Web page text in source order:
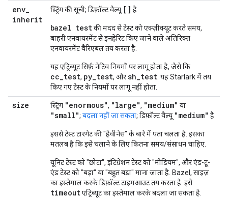
env_
inherit
स्ट्रिंग की सूची; डिफ़ॉल्ट वैल्यू [] है
bazel testकी मदद से टेस्ट को एक्ज़ीक्यूट करते समय,
बाहरी एनवायरमेंट से इनहेरिट किए जाने वाले अतिरिक्त
एनवायरमेंट वैरिएबल तय करता है.
यह एट्रिब्यूट सिर्फ़ नेटिव नियमों पर लागू होता है, जैसे कि
cc_test, py_test, औरsh_test . यह Starlark में तय
किए गए टेस्ट के नियमों पर लागू नहीं होता.
size स्ट्रिंग "enormous", "large", "medium" या
"small"; बदला नहीं जा सकता; डिफ़ॉल्ट वैल्यू "medium" है
इससे टेस्ट टारगेट की "हैवीनेस" के बारे में पता चलता है. इसका
मतलब है कि इसे चलाने के लिए कितना समय/संसाधन चाहिए.
यूनिट टेस्ट को "छोटा", इंटिग्रेशन टेस्ट को "मीडियम", और एंड-टू-
एंड टेस्ट को "बड़ा" या "बहुत बड़ा" माना जाता है. Bazel, साइज़
का इस्तेमाल करके डिफ़ॉल्ट टाइमआउट तय करता है. इसे
timeoutएट्रिब्यूट का इस्तेमाल करके बदला जा सकता है.